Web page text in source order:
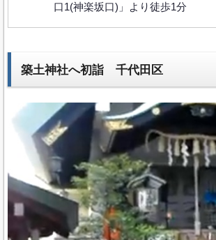
口1(神楽坂口)」より徒歩1分
築土神社へ初詣 千代田区